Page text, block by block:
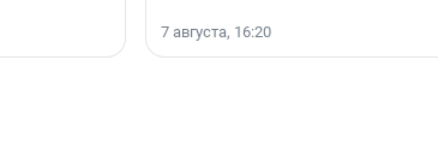
7 августа, 16:20